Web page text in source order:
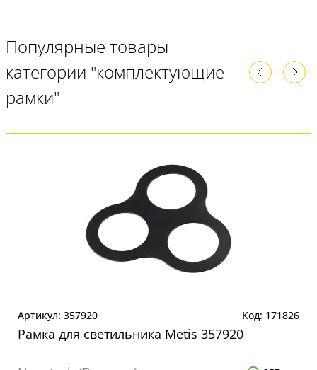
Популярные товары
категории "комплектующие
рамки"
Артикул: 357920 Код: 171826
Рамка для светильника Metis 357920